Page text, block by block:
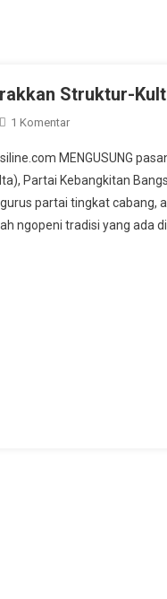
Struktur-
1 KomentarPada
Hendi-
Ita,
PKB
Gerakkan
MENGUSUNG
Partai Kebangkitan
partai tingkat cabang,
ngopeni tradisi yang ada